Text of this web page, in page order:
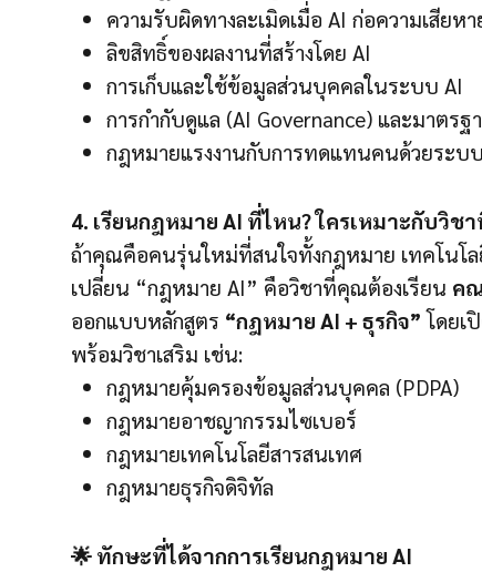
ความรับผิดทางละเมิดเมื่อ AI ก่อความเสียหา
ลิขสิทธิ์ของผลงานที่สร้างโดย AI
การเก็บและใช้ข้อมูลส่วนบุคคลในระบบ AI
การกำกับดูแล (AI Governance) และมาตรฐ
กฎหมายแรงงานกับการทดแทนคนด้วยระบ
4. เรียนกฎหมาย AI ที่ไหน? ใครเหมาะกับวิชา
ถ้าคุณคือคนรุ่นใหม่ที่สนใจทั้งกฎหมาย เทคโนโ
เปลี่ยน “กฎหมาย AI” คือวิชาที่คุณต้องเรียน ค
ออกแบบหลักสูตร “กฎหมาย AI + ธุรกิจ” โดยเ
พร้อมวิชาเสริม เช่น:
กฎหมายคุ้มครองข้อมูลส่วนบุคคล (PDPA)
กฎหมายอาชญากรรมไซเบอร์
กฎหมายเทคโนโลยีสารสนเทศ
กฎหมายธุรกิจดิจิทัล
🌟 ทักษะที่ได้จากการเรียนกฎหมาย AI